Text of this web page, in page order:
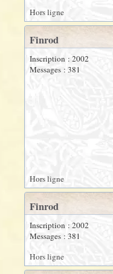
Hors ligne
Finrod
Inscription : 2002
Messages : 381
Hors ligne
Finrod
Inscription : 2002
Messages : 381
Hors ligne